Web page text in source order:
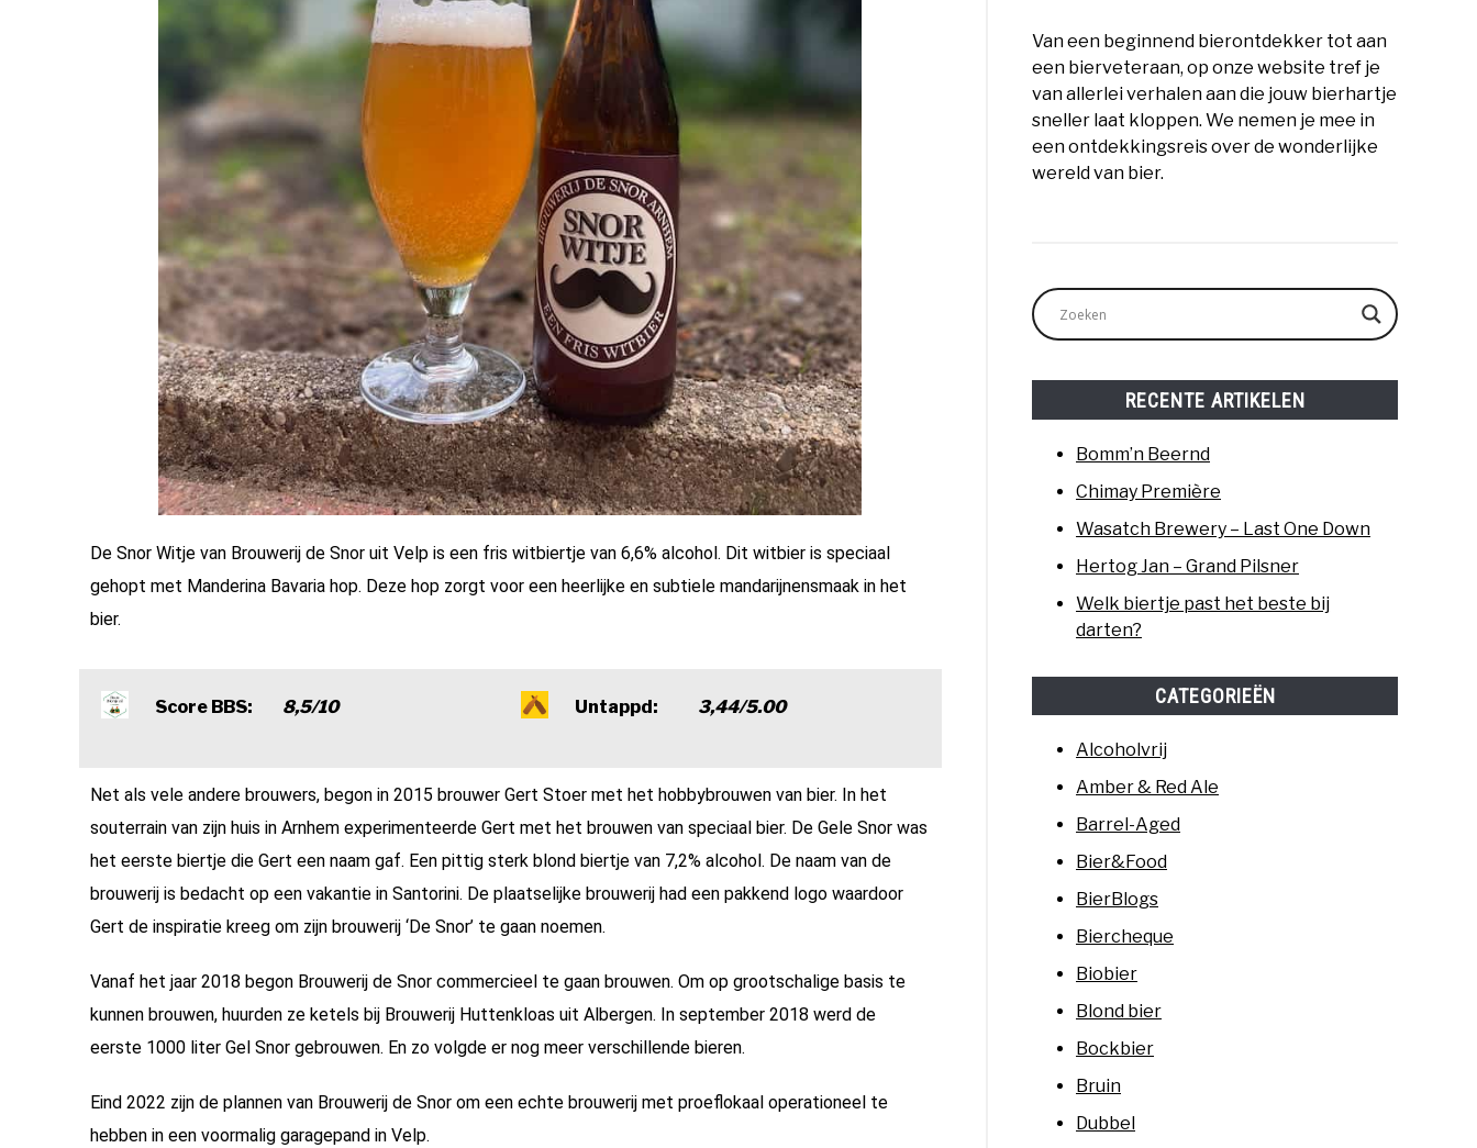
De Snor Witje van Brouwerij de Snor uit Velp is een fris witbiertje van 6,6% alcohol. Dit witbier is speciaal
gehopt met Manderina Bavaria hop. Deze hop zorgt voor een heerlijke en subtiele mandarijnensmaak in het
bier.
Score BBS: 8,5/10 Untappd: 3,44/5.00
Net als vele andere brouwers, begon in 2015 brouwer Gert Stoer met het hobbybrouwen van bier. In het
souterrain van zijn huis in Arnhem experimenteerde Gert met het brouwen van speciaal bier. De Gele Snor was
het eerste biertje die Gert een naam gaf. Een pittig sterk blond biertje van 7,2% alcohol. De naam van de
brouwerij is bedacht op een vakantie in Santorini. De plaatselijke brouwerij had een pakkend logo waardoor
Gert de inspiratie kreeg om zijn brouwerij ‘De Snor’ te gaan noemen.
Vanaf het jaar 2018 begon Brouwerij de Snor commercieel te gaan brouwen. Om op grootschalige basis te
kunnen brouwen, huurden ze ketels bij Brouwerij Huttenkloas uit Albergen. In september 2018 werd de
eerste 1000 liter Gel Snor gebrouwen. En zo volgde er nog meer verschillende bieren.
Eind 2022 zijn de plannen van Brouwerij de Snor om een echte brouwerij met proeflokaal operationeel te
hebben in een voormalig garagepand in Velp.
Van een beginnend bierontdekker tot aan
een bierveteraan, op onze website tref je
van allerlei verhalen aan die jouw bierhartje
sneller laat kloppen. We nemen je mee in
een ontdekkingsreis over de wonderlijke
wereld van bier.
RECENTE ARTIKELEN
Bomm’n Beernd
Chimay Première
Wasatch Brewery – Last One Down
Hertog Jan – Grand Pilsner
Welk biertje past het beste bij
darten?
CATEGORIEËN
Alcoholvrij
Amber & Red Ale
Barrel-Aged
Bier&Food
BierBlogs
Biercheque
Biobier
Blond bier
Bockbier
Bruin
Dubbel